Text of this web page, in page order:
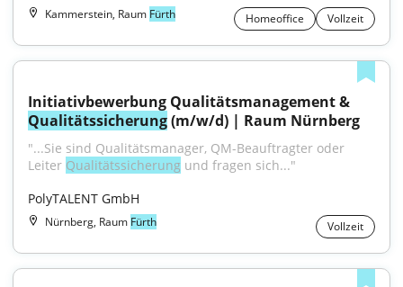
Kammerstein, Raum Fürth Homeoffice Vollzeit
Qualitätssicherung (m/w/d) | Raum Nürnberg
"...Sie sind Qualitätsmanager, QM-Beauftragter oder
Leiter Qualitätssicherung und fragen sich..."
PolyTALENT GmbH
Nürnberg, Raum Fürth Vollzeit